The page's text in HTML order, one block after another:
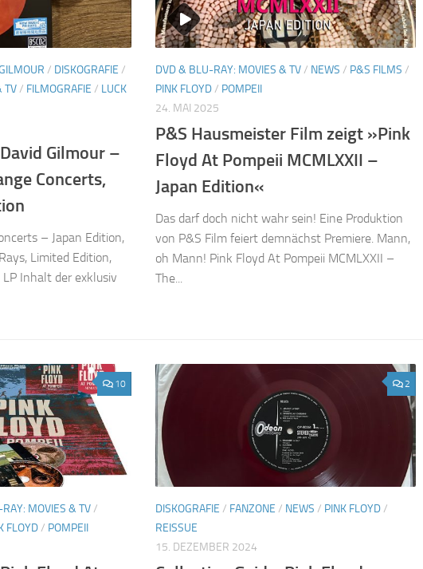
/ DISKOGRAFIE /
TV/ FILMOGRAFIE / LUCK
Gilmour –
Concerts,
– Japan Edition,
Limited Edition,
Inhalt der exklusiv
DVD & BLU-RAY: MOVIES & TV/ NEWS / P&S FILMS /
PINK FLOYD/ POMPEII
24. MAI 2025
P&S Hausmeister Film zeigt »Pink
Floyd At Pompeii MCMLXXII –
Japan Edition«
Das darf doch nicht wahr sein! Eine Produktion
von P&S Film feiert demnächst Premiere. Mann,
oh Mann! Pink Floyd At Pompeii MCMLXXII –
The...
10
MOVIES & TV/
FLOYD/ POMPEII
2
DISKOGRAFIE / FANZONE / NEWS / PINK FLOYD/
REISSUE
15. DEZEMBER 2024